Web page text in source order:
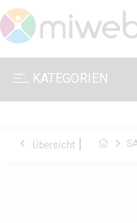
KATEGORIEN
Übersicht